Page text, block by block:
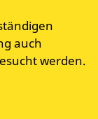
auch
werden.